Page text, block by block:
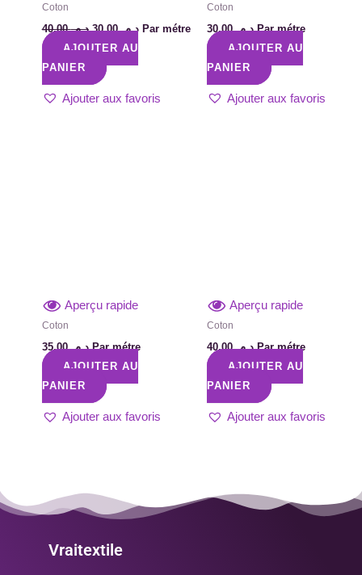
Coton
د.م.40,00 د.م.30,00
Par métre
AJOUTER AU
PANIER
Ajouter aux favoris
Coton
د.م.30,00
Par métre
AJOUTER AU
PANIER
Ajouter aux favoris
Aperçu rapide
Coton
د.م.35,00
Par métre
AJOUTER AU
PANIER
Ajouter aux favoris
Aperçu rapide
Coton
د.م.40,00
Par métre
AJOUTER AU
PANIER
Ajouter aux favoris
Vraitextile